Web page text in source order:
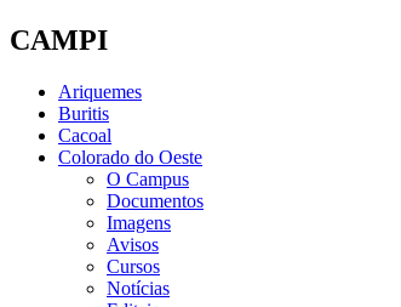
CAMPI
Ariquemes
Buritis
Cacoal
Colorado do Oeste
O Campus
Documentos
Imagens
Avisos
Cursos
Notícias